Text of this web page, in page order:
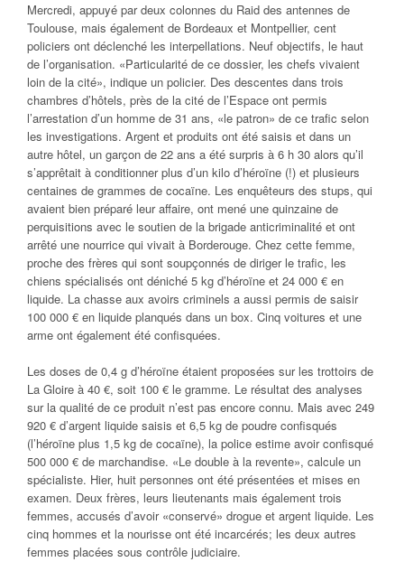
Mercredi, appuyé par deux colonnes du Raid des antennes de
Toulouse, mais également de Bordeaux et Montpellier, cent
policiers ont déclenché les interpellations. Neuf objectifs, le haut
de l’organisation. «Particularité de ce dossier, les chefs vivaient
loin de la cité», indique un policier. Des descentes dans trois
chambres d’hôtels, près de la cité de l’Espace ont permis
l’arrestation d’un homme de 31 ans, «le patron» de ce trafic selon
les investigations. Argent et produits ont été saisis et dans un
autre hôtel, un garçon de 22 ans a été surpris à 6 h 30 alors qu’il
s’apprêtait à conditionner plus d’un kilo d’héroïne (!) et plusieurs
centaines de grammes de cocaïne. Les enquêteurs des stups, qui
avaient bien préparé leur affaire, ont mené une quinzaine de
perquisitions avec le soutien de la brigade anticriminalité et ont
arrêté une nourrice qui vivait à Borderouge. Chez cette femme,
proche des frères qui sont soupçonnés de diriger le trafic, les
chiens spécialisés ont déniché 5 kg d’héroïne et 24 000 € en
liquide. La chasse aux avoirs criminels a aussi permis de saisir
100 000 € en liquide planqués dans un box. Cinq voitures et une
arme ont également été confisquées.
Les doses de 0,4 g d’héroïne étaient proposées sur les trottoirs de
La Gloire à 40 €, soit 100 € le gramme. Le résultat des analyses
sur la qualité de ce produit n’est pas encore connu. Mais avec 249
920 € d’argent liquide saisis et 6,5 kg de poudre confisqués
(l’héroïne plus 1,5 kg de cocaïne), la police estime avoir confisqué
500 000 € de marchandise. «Le double à la revente», calcule un
spécialiste. Hier, huit personnes ont été présentées et mises en
examen. Deux frères, leurs lieutenants mais également trois
femmes, accusés d’avoir «conservé» drogue et argent liquide. Les
cinq hommes et la nourisse ont été incarcérés; les deux autres
femmes placées sous contrôle judiciaire.